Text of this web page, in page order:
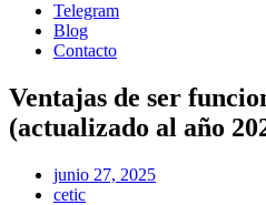
Telegram
Blog
Contacto
Ventajas de ser
(actualizado al año
junio 27, 2025
cetic